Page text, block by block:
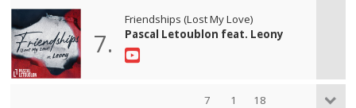
7.
Friendships (Lost My Love)
Pascal Letoublon feat. Leony
7 1 18